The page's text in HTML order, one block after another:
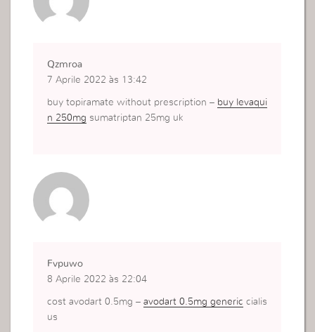
Qzmroa
7 Aprile 2022 às 13:42
buy topiramate without prescription – buy levaqui
n 250mg sumatriptan 25mg uk
Fvpuwo
8 Aprile 2022 às 22:04
cost avodart 0.5mg –avodart 0.5mg generic cialis
us